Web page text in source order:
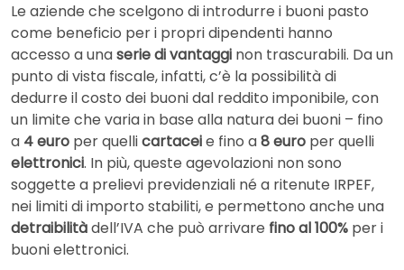
Le aziende che scelgono di introdurre i buoni pasto
come beneficio per i propri dipendenti hanno
accesso a unaserie di vantaggi non trascurabili. Da un
punto di vista fiscale, infatti, c’è la possibilità di
dedurre il costo dei buoni dal reddito imponibile, con
un limite che varia in base alla natura dei buoni – fino
a 4 euro per quellicartaceie fino a8 euro per quelli
elettronici. In più, queste agevolazioni non sono
soggette a prelievi previdenziali né a ritenute IRPEF,
nei limiti di importo stabiliti, e permettono anche una
detraibilitàdell’IVA che può arrivare fino al 100% per i
buoni elettronici.